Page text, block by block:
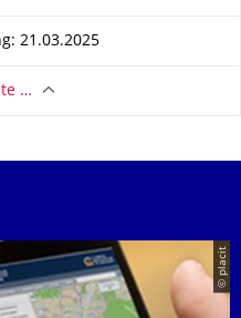
21.03.2025
…
© placit